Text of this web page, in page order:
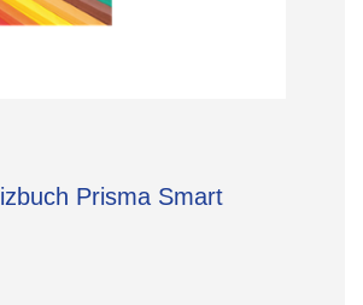
Prisma Smart